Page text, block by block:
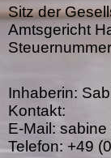
Sitz der
Amtsgericht
Inhaberin:
Kontakt:
E-Mail:
Telefon: +49